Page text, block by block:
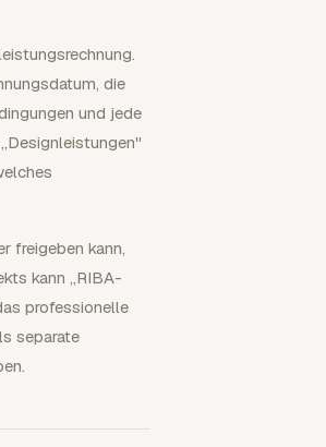
die
und jede
freigeben kann,
kann „RIBA-
professionelle
separate